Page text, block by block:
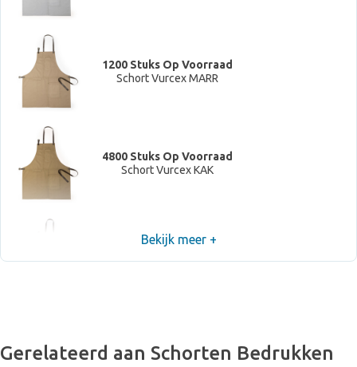
1200 Stuks Op Voorraad
Schort Vurcex MARR
4800 Stuks Op Voorraad
Schort Vurcex KAK
8500 Stuks Op Voorraad
Schort Vurcex NEG
Bekijk meer +
Gerelateerd aan Schorten Bedrukken